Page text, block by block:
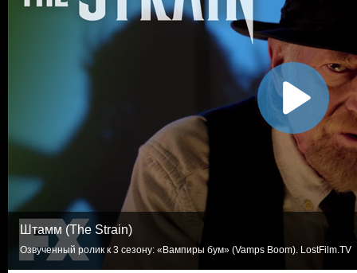
Штамм (The Strain)
Озвученный ролик к 3 сезону: «Вампиры бум» (Vamps Boom). LostFilm.TV